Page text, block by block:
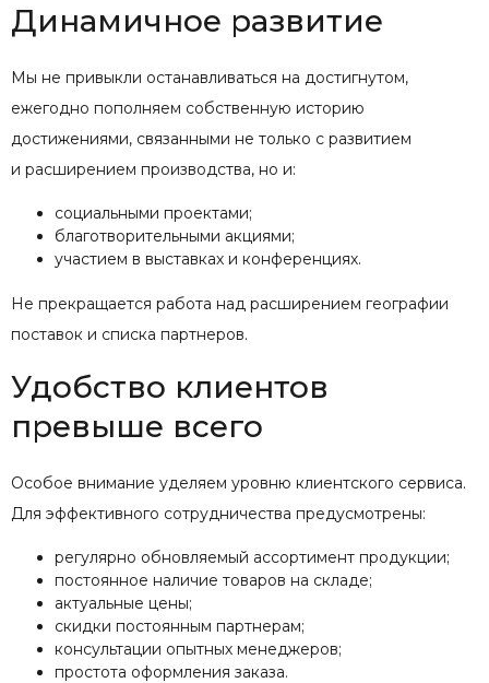
Динамичное развитие
Мы не привыкли останавливаться на достигнутом,
ежегодно пополняем собственную историю
достижениями, связанными не только с развитием
и расширением производства, но и:
социальными проектами;
благотворительными акциями;
участием в выставках и конференциях.
Не прекращается работа над расширением географии
поставок и списка партнеров.
Удобство клиентов
превыше всего
Особое внимание уделяем уровню клиентского сервиса.
Для эффективного сотрудничества предусмотрены:
регулярно обновляемый ассортимент продукции;
постоянное наличие товаров на складе;
актуальные цены;
скидки постоянным партнерам;
консультации опытных менеджеров;
простота оформления заказа.